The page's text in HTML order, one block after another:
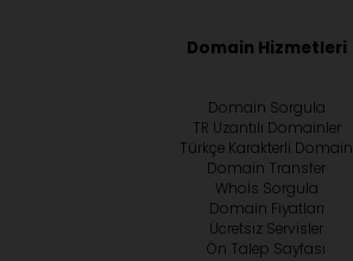
Domain Hizmetleri
Domain Sorgula
TR Uzantılı Domainler
Türkçe Karakterli Domain
Domain Transfer
Whoİs Sorgula
Domain Fiyatları
Ücretsiz Servisler
Ön Talep Sayfası